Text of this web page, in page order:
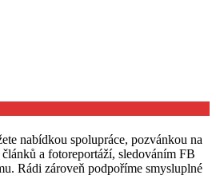
nabídkou spolupráce, pozvánkou na
a fotoreportáží, sledováním FB
Rádi zároveň podpoříme smysluplné